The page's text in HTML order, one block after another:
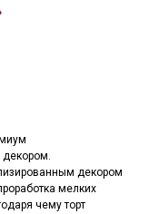
декором.
декором
мелких
чему торт